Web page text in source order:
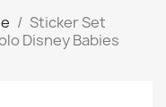
Sticker Set
Disney Babies